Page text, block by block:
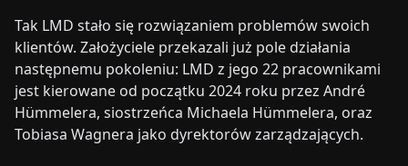
Tak LMD stało się rozwiązaniem problemów swoich
klientów. Założyciele przekazali już pole działania
następnemu pokoleniu: LMD z jego 22 pracownikami
jest kierowane od początku 2024 roku przez André
Hümmelera, siostrzeńca Michaela Hümmelera, oraz
Tobiasa Wagnera jako dyrektorów zarządzających.